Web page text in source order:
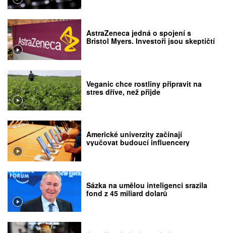
AstraZeneca jedná o spojení s
Bristol Myers. Investoři jsou skeptičtí
Veganic chce rostliny připravit na
stres dříve, než přijde
Americké univerzity začínají
vyučovat budoucí influencery
Sázka na umělou inteligenci srazila
fond z 45 miliard dolarů